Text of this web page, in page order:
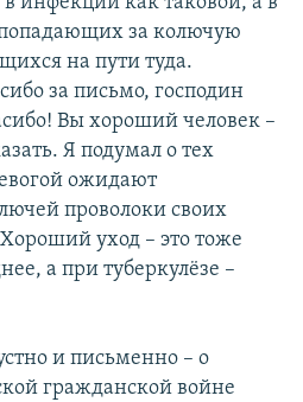
за колючую
на пути туда.
за письмо, господин
Вы хороший человек –
Я подумал о тех
ожидают
проволоки своих
уход – это тоже
а при туберкулёзе –
и письменно – о
гражданской войне